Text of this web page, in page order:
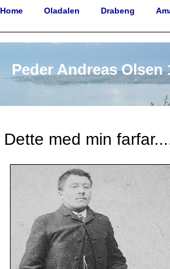
Home Oladalen Drabeng
Peder Andreas Olsen
Dette med min